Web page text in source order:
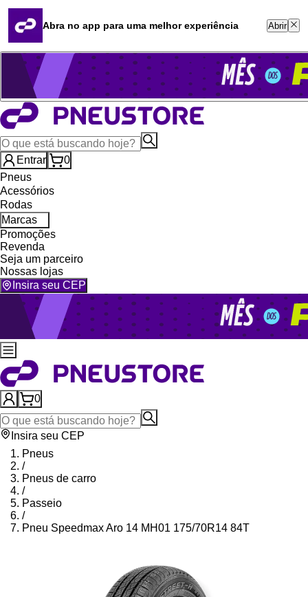
Quero revender
Blog
Whatsapp (16) 99764-8401
Televendas (47) 3046-2551
Entrar
0
Pneus
Acessórios
Rodas
Marcas
Promoções
Revenda
Seja um parceiro
Nossas lojas
Insira seu CEP
0
Insira seu CEP
Pneus
/
Pneus de carro
/
Passeio
/
Pneu Speedmax Aro 14 MH01 175/70R14 84T
Abra no app para uma melhor experiência Abrir